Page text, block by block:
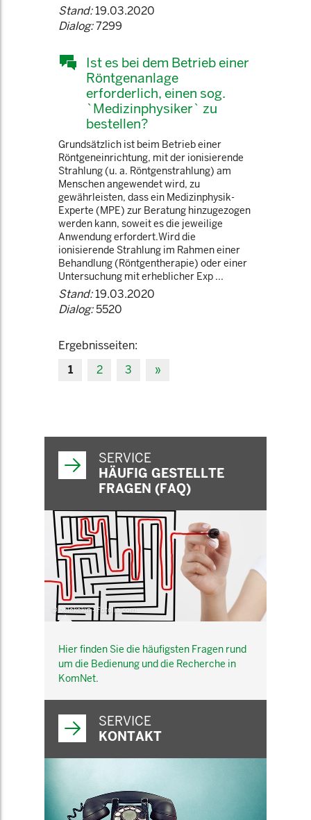
Stand:19.03.2020
Dialog:7299
Ist es bei dem Betrieb einer
Röntgenanlage
erforderlich, einen sog.
`Medizinphysiker` zu
bestellen?
Grundsätzlich ist beim Betrieb einer
Röntgeneinrichtung, mit der ionisierende
Strahlung (u. a. Röntgenstrahlung) am
Menschen angewendet wird, zu
gewährleisten, dass ein Medizinphysik-
Experte (MPE) zur Beratung hinzugezogen
werden kann, soweit es die jeweilige
Anwendung erfordert.Wird die
ionisierende Strahlung im Rahmen einer
Behandlung (Röntgentherapie) oder einer
Untersuchung mit erheblicher Exp ...
Stand:19.03.2020
Dialog:5520
Ergebnisseiten:
1
2 3 »
SERVICE
HÄUFIG GESTELLTE
FRAGEN (FAQ)
© belekekin - Fotolia.com
Hier finden Sie die häufigsten Fragen rund
um die Bedienung und die Recherche in
KomNet.
SERVICE
KONTAKT